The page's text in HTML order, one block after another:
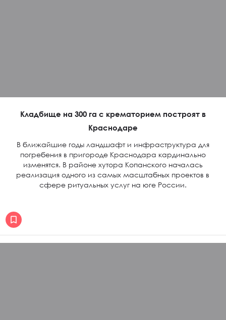
Кладбище на 300 га с крематорием построят в
Краснодаре
В ближайшие годы ландшафт и инфраструктура для
погребения в пригороде Краснодара кардинально
изменятся. В районе хутора Копанского началась
реализация одного из самых масштабных проектов в
сфере ритуальных услуг на юге России.